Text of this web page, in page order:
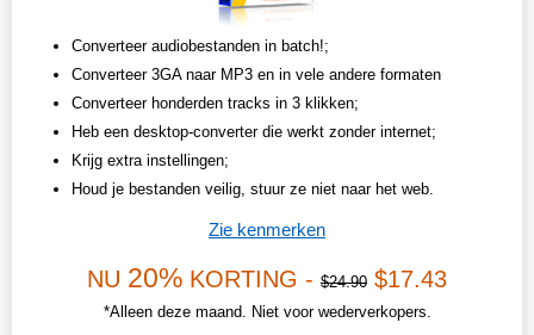
Converteer audiobestanden in batch!;
Converteer 3GA naar MP3 en in vele andere formaten
Converteer honderden tracks in 3 klikken;
Heb een desktop-converter die werkt zonder internet;
Krijg extra instellingen;
Houd je bestanden veilig, stuur ze niet naar het web.
Zie kenmerken
NU 20% KORTING - $24.90 $17.43
*Alleen deze maand. Niet voor wederverkopers.